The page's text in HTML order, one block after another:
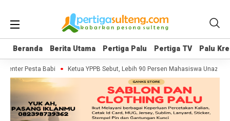
Beranda Berita Utama Pertiga Palu Pertiga TV Palu
Beranda Berita Utama Pertiga Palu Pertiga TV Palu
Pesta Babi Ketua YPPB Sebut, Lebih 90 Persen Mahasiswa Unazlam